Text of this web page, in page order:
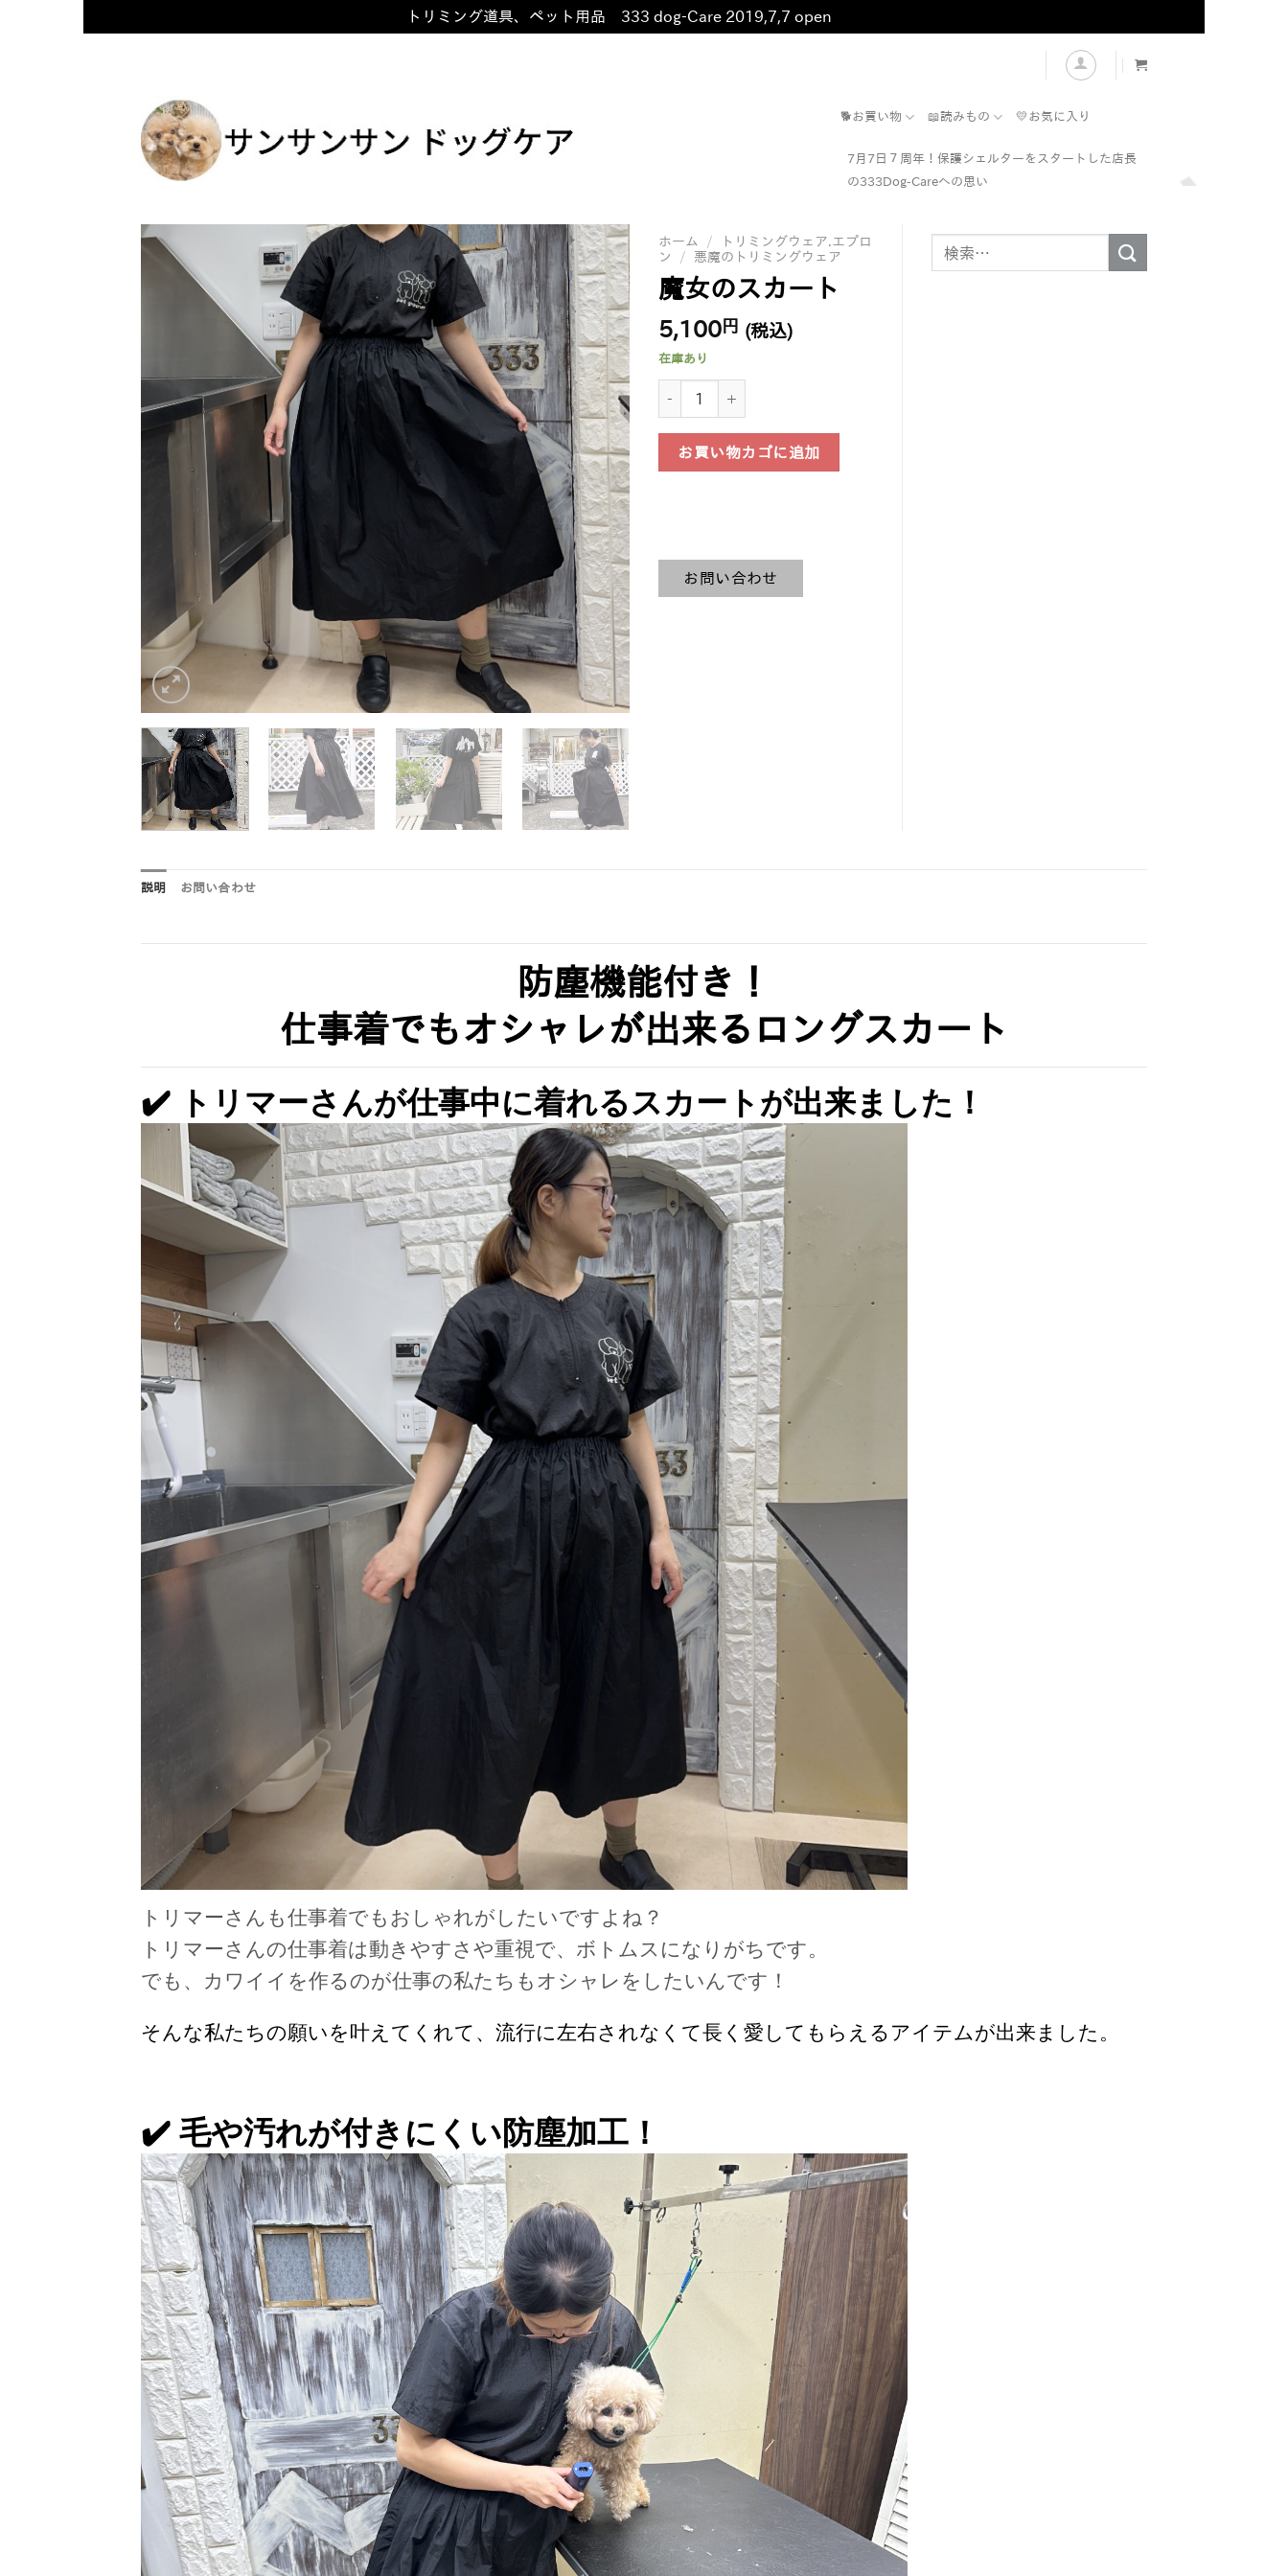
トリミング道具、ペット用品 333 dog-Care 2019,7,7 open
🐕お買い物 📖読みもの 💛お気に入り
7月7日７周年！保護シェルターをスタートした店長
の333Dog-Careへの思い
ホーム /
トリミングウェア.エプロ
ン
/ 悪魔のトリミングウェア
魔女のスカート
5,100 円 (税込)
在庫あり
魔女のスカート個
お買い物カゴに追加
お問い合わせ
説明 お問い合わせ
防塵機能付き！
仕事着でもオシャレが出来るロングスカート
✔️ トリマーさんが仕事中に着れるスカートが出来ました！
トリマーさんも仕事着でもおしゃれがしたいですよね？
トリマーさんの仕事着は動きやすさや重視で、ボトムスになりがちです。
でも、カワイイを作るのが仕事の私たちもオシャレをしたいんです！
そんな私たちの願いを叶えてくれて、流行に左右されなくて長く愛してもらえるアイテムが出来ました。
✔️ 毛や汚れが付きにくい防塵加工！